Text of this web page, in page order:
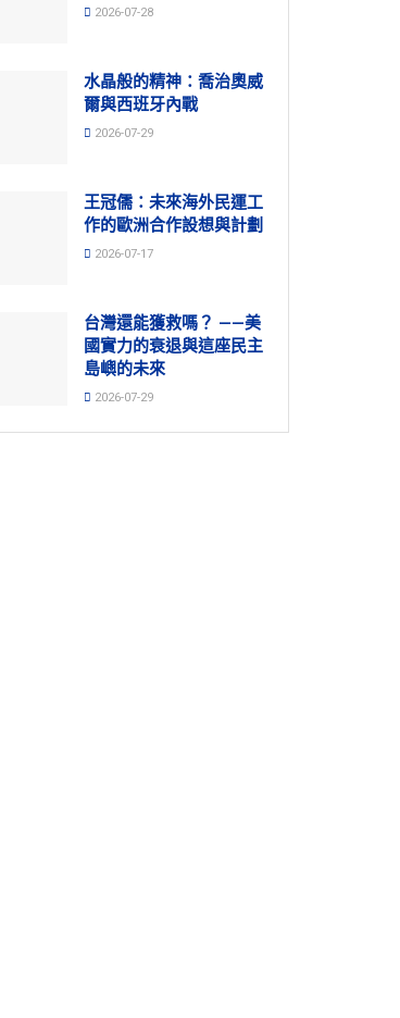
2026-07-28
水晶般的精神：喬治奧威
爾與西班牙內戰
2026-07-29
王冠儒：未來海外民運工
作的歐洲合作設想與計劃
2026-07-17
台灣還能獲救嗎？ ——美
國實力的衰退與這座民主
島嶼的未來
2026-07-29